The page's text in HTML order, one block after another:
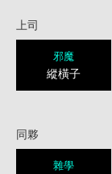
上司
邪魔
縱橫子
同夥
雜學